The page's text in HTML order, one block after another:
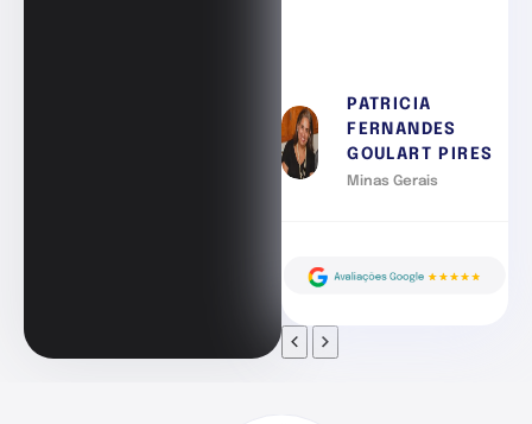
PATRICIA
FERNANDES
GOULART PIRES
Minas Gerais